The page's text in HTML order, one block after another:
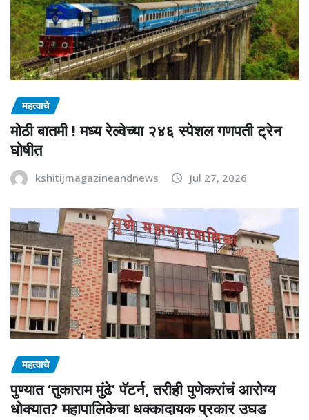
महत्वाचे
मोठी बातमी ! मध्य रेल्वेच्या २४६ स्पेशल गणपती ट्रेन
घोषीत
kshitijmagazineandnews Jul 27, 2026
महत्वाचे
पुण्यात ‘तुकाराम मुंढे’ पॅटर्न, तरीही पुणेकरांचं आरोग्य
धोक्यात? महापालिकेचा धक्कादायक प्रकार उघड